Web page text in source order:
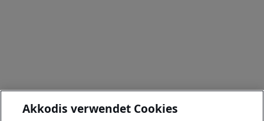
Akkodis verwendet Cookies